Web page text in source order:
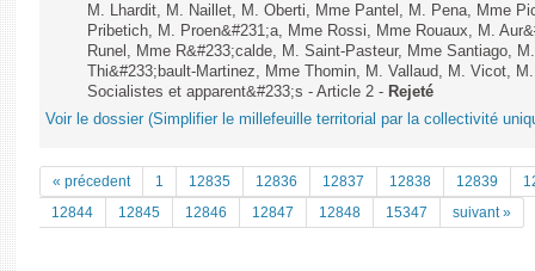
M. Lhardit, M. Naillet, M. Oberti, Mme Pantel, M. Pena, Mme
Pribetich, M. Proen&#231;a, Mme Rossi, Mme Rouaux, M.
Runel, Mme R&#233;calde, M. Saint-Pasteur, Mme Santiago,
Thi&#233;bault-Martinez, Mme Thomin, M. Vallaud, M. Vicot,
Socialistes et apparent&#233;s - Article 2 - Rejeté
Voir le dossier (Simplifier le millefeuille territorial par la collectivité
« précedent 1 12835 12836 12837 12838 12839
12844
12845 12846 12847 12848 15347 suivant »